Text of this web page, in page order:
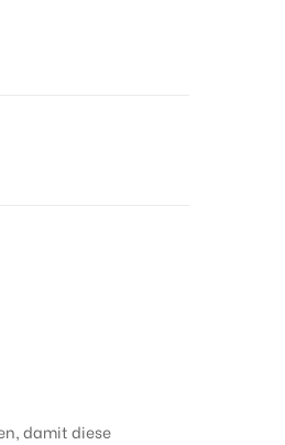
damit diese